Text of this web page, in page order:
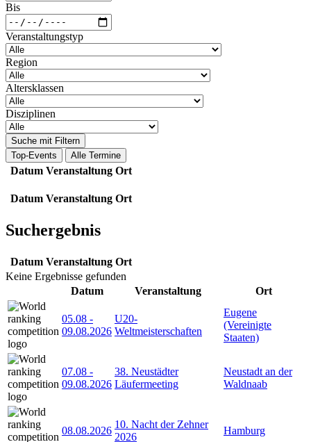
Bis
Veranstaltungstyp
Region
Altersklassen
Disziplinen
Suche mit Filtern
Top-Events
Alle Termine
Datum Veranstaltung Ort
Datum Veranstaltung Ort
Suchergebnis
Datum Veranstaltung Ort
Keine Ergebnisse gefunden
Datum
Veranstaltung Ort
05.08 -
09.08.2026
U20-
Weltmeisterschaften
Eugene
(Vereinigte
Staaten)
07.08 -
09.08.2026
38. Neustädter
Läufermeeting
Neustadt an der
Waldnaab
08.08.2026
10. Nacht der Zehner
2026
Hamburg